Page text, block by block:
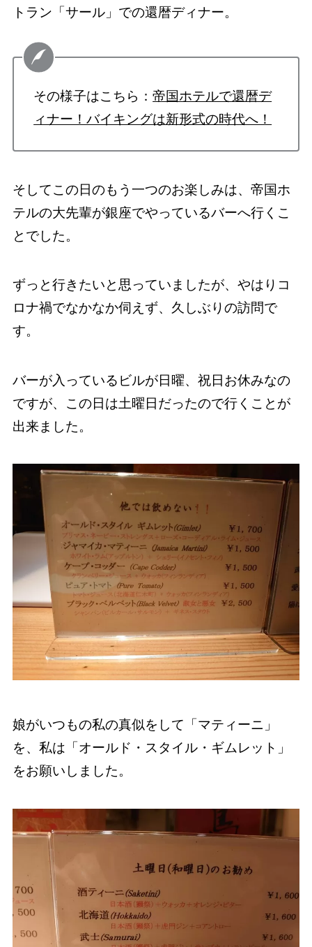
トラン「サール」での還暦ディナー。
その様子はこちら：帝国ホテルで還暦デ
ィナー！バイキングは新形式の時代へ！
そしてこの日のもう一つのお楽しみは、帝国ホ
テルの大先輩が銀座でやっているバーへ行くこ
とでした。
ずっと行きたいと思っていましたが、やはりコ
ロナ禍でなかなか伺えず、久しぶりの訪問で
す。
バーが入っているビルが日曜、祝日お休みなの
ですが、この日は土曜日だったので行くことが
出来ました。
娘がいつもの私の真似をして「マティーニ」
を、私は「オールド・スタイル・ギムレット」
をお願いしました。